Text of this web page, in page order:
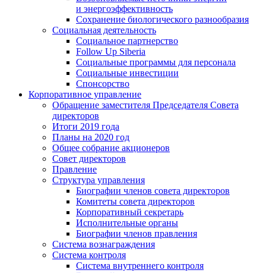
и энергоэффективность
Сохранение биологического разнообразия
Социальная деятельность
Социальное партнерство
Follow Up Siberia
Социальные программы для персонала
Социальные инвестиции
Спонсорство
Корпоративное управление
Обращение заместителя Председателя Совета
директоров
Итоги 2019 года
Планы на 2020 год
Общее собрание акционеров
Совет директоров
Правление
Структура управления
Биографии членов совета директоров
Комитеты совета директоров
Корпоративный секретарь
Исполнительные органы
Биографии членов правления
Система вознаграждения
Система контроля
Система внутреннего контроля